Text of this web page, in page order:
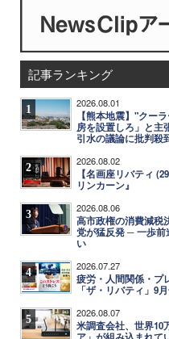
記事ランキング
1 2026.08.01
【熊本地震】"クー
房を設置しろ」と主
引水の議論に批判殺
2 2026.08.02
【名画座リバティ
リンカーン』
3 2026.08.06
高市政権の消費減税
党が猛反発 ─ 一歩
い
4 2026.07.27
疲労・人間関係・
「ザ・リバティ」9
5 2026.08.07
米調査会社、世界10